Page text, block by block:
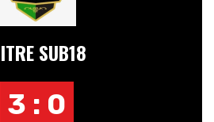
SUB18
3 : 0